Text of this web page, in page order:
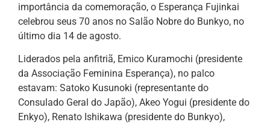
importância da comemoração, o Esperança Fujinkai
celebrou seus 70 anos no Salão Nobre do Bunkyo, no
último dia 14 de agosto.
Liderados pela anfitriã, Emico Kuramochi (presidente
da Associação Feminina Esperança), no palco
estavam: Satoko Kusunoki (representante do
Consulado Geral do Japão), Akeo Yogui (presidente do
Enkyo), Renato Ishikawa (presidente do Bunkyo),